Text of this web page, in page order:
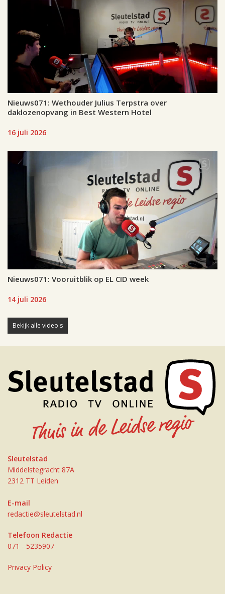
Nieuws071: Wethouder Julius Terpstra over
daklozenopvang in Best Western Hotel
16 juli 2026
Nieuws071: Vooruitblik op EL CID week
14 juli 2026
Bekijk alle video's
Sleutelstad
Middelstegracht 87A
2312 TT Leiden
E-mail
redactie@sleutelstad.nl
Telefoon Redactie
071 - 5235907
Privacy Policy